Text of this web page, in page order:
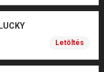
Letöltés